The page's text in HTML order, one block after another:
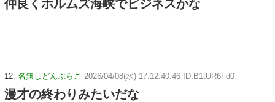
仲良くホルムズ海峡でビジネスかな
12: 名無しどんぶらこ 2026/04/08(水) 17:12:40.46 ID:B1tUR6Fd0
漫才の終わりみたいだな